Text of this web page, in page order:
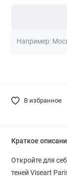
В избранное
Краткое
Откройте для
теней Viseart